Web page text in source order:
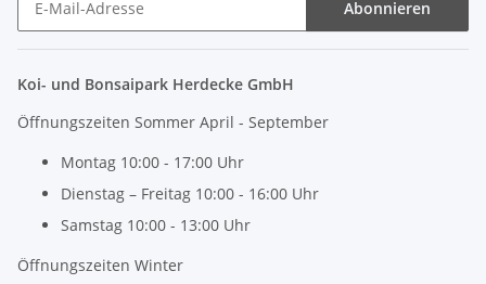
Abonnieren
Koi- und Bonsaipark Herdecke GmbH
Öffnungszeiten Sommer April - September
Montag 10:00 - 17:00 Uhr
Dienstag – Freitag 10:00 - 16:00 Uhr
Samstag 10:00 - 13:00 Uhr
Öffnungszeiten Winter